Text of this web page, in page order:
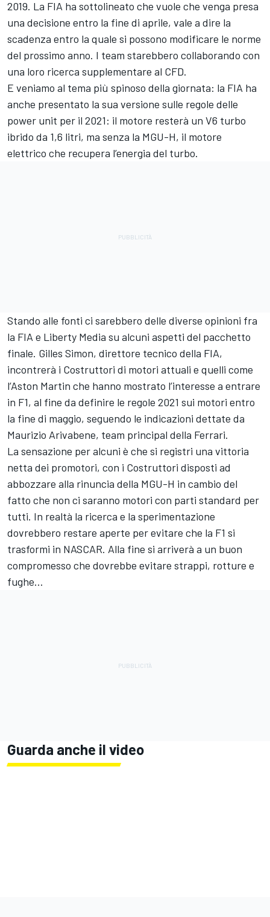
2019. La FIA ha sottolineato che vuole che venga presa
una decisione entro la fine di aprile, vale a dire la
scadenza entro la quale si possono modificare le norme
del prossimo anno. I team starebbero collaborando con
una loro ricerca supplementare al CFD.
E veniamo al tema più spinoso della giornata: la FIA ha
anche presentato la sua versione sulle regole delle
power unit per il 2021: il motore resterà un V6 turbo
ibrido da 1,6 litri, ma senza la MGU-H, il motore
elettrico che recupera l’energia del turbo.
Stando alle fonti ci sarebbero delle diverse opinioni fra
la FIA e Liberty Media su alcuni aspetti del pacchetto
finale. Gilles Simon, direttore tecnico della FIA,
incontrerà i Costruttori di motori attuali e quelli come
l’Aston Martin che hanno mostrato l’interesse a entrare
in F1, al fine da definire le regole 2021 sui motori entro
la fine di maggio, seguendo le indicazioni dettate da
Maurizio Arivabene, team principal della Ferrari.
La sensazione per alcuni è che si registri una vittoria
netta dei promotori, con i Costruttori disposti ad
abbozzare alla rinuncia della MGU-H in cambio del
fatto che non ci saranno motori con parti standard per
tutti. In realtà la ricerca e la sperimentazione
dovrebbero restare aperte per evitare che la F1 si
trasformi in NASCAR. Alla fine si arriverà a un buon
compromesso che dovrebbe evitare strappi, rotture e
fughe…
Guarda anche il video